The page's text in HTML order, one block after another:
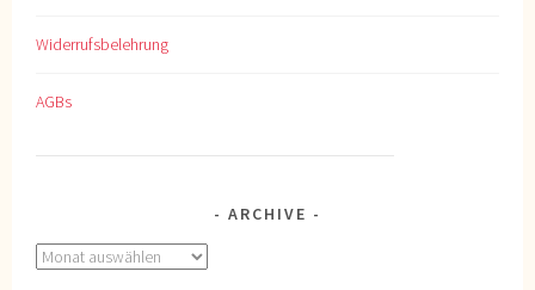
Widerrufsbelehrung
AGBs
ARCHIVE
Archive